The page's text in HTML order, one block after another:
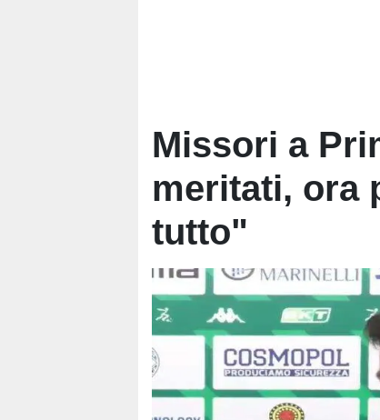
Missori a
meritati, ora
tutto"